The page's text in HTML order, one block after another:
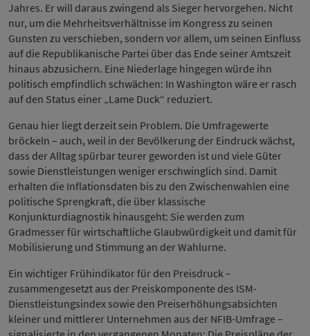
Jahres. Er will daraus zwingend als Sieger hervorgehen. Nicht
nur, um die Mehrheitsverhältnisse im Kongress zu seinen
Gunsten zu verschieben, sondern vor allem, um seinen Einfluss
auf die Republikanische Partei über das Ende seiner Amtszeit
hinaus abzusichern. Eine Niederlage hingegen würde ihn
politisch empfindlich schwächen: In Washington wäre er rasch
auf den Status einer „Lame Duck“ reduziert.
Genau hier liegt derzeit sein Problem. Die Umfragewerte
bröckeln – auch, weil in der Bevölkerung der Eindruck wächst,
dass der Alltag spürbar teurer geworden ist und viele Güter
sowie Dienstleistungen weniger erschwinglich sind. Damit
erhalten die Inflationsdaten bis zu den Zwischenwahlen eine
politische Sprengkraft, die über klassische
Konjunkturdiagnostik hinausgeht: Sie werden zum
Gradmesser für wirtschaftliche Glaubwürdigkeit und damit für
Mobilisierung und Stimmung an der Wahlurne.
Ein wichtiger Frühindikator für den Preisdruck –
zusammengesetzt aus der Preiskomponente des ISM-
Dienstleistungsindex sowie den Preiserhöhungsabsichten
kleiner und mittlerer Unternehmen aus der NFIB-Umfrage –